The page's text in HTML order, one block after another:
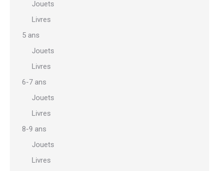
Jouets
Livres
5 ans
Jouets
Livres
6-7 ans
Jouets
Livres
8-9 ans
Jouets
Livres